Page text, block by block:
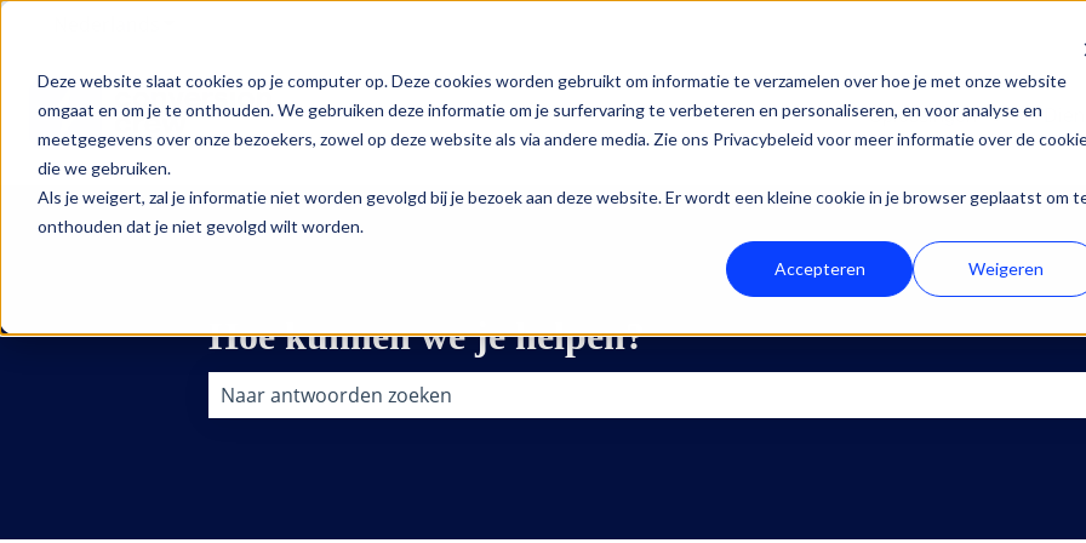
Deze website slaat cookies op je computer op. Deze cookies worden gebruikt om informatie te verzamelen over hoe je met onze website
omgaat en om je te onthouden. We gebruiken deze informatie om je surfervaring te verbeteren en personaliseren, en voor analyse en
meetgegevens over onze bezoekers, zowel op deze website als via andere media. Zie ons Privacybeleid voor meer informatie over de
die we gebruiken.
Als je weigert, zal je informatie niet worden gevolgd bij je bezoek aan deze website. Er wordt een kleine cookie in je browser geplaatst om
onthouden dat je niet gevolgd wilt worden.
Accepteren Weigeren
Oplossingen
Hoe kunnen we je helpen?